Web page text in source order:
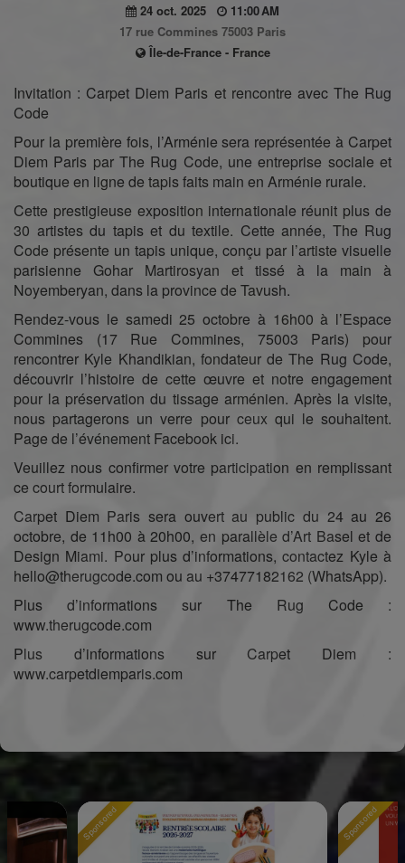
24 oct. 2025
11:00 AM
17 rue Commines 75003 Paris
Île-de-France - France
Invitation : Carpet Diem Paris et rencontre avec The Rug
Code
Pour la première fois, l’Arménie sera représentée à Carpet
Diem Paris par The Rug Code, une entreprise sociale et
boutique en ligne de tapis faits main en Arménie rurale.
Cette prestigieuse exposition internationale réunit plus de
30 artistes du tapis et du textile. Cette année, The Rug
Code présente un tapis unique, conçu par l’artiste visuelle
parisienne Gohar Martirosyan et tissé à la main à
Noyemberyan, dans la province de Tavush.
Rendez-vous le samedi 25 octobre à 16h00 à l’Espace
Commines (17 Rue Commines, 75003 Paris) pour
rencontrer Kyle Khandikian, fondateur de The Rug Code,
découvrir l’histoire de cette œuvre et notre engagement
pour la préservation du tissage arménien. Après la visite,
nous partagerons un verre pour ceux qui le souhaitent.
Page de l’événement Facebook ici.
Veuillez nous confirmer votre participation en remplissant
ce court formulaire.
Carpet Diem Paris sera ouvert au public du 24 au 26
octobre, de 11h00 à 20h00, en parallèle d’Art Basel et de
Design Miami. Pour plus d’informations, contactez Kyle à
hello@therugcode.com ou au +37477182162 (WhatsApp).
Plus d’informations sur The Rug Code :
www.therugcode.com
Plus d’informations sur Carpet Diem :
www.carpetdiemparis.com
Sponsored